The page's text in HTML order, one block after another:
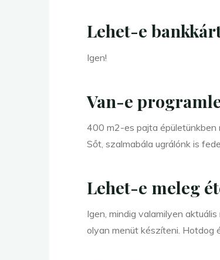
Lehet-e
Igen!
Van-e
400 m2-es pajta épületünkben
Sőt, szalmabála ugrálónk is
Lehet-e meleg
Igen, mindig valamilyen
olyan menüt készíteni. Hotdog